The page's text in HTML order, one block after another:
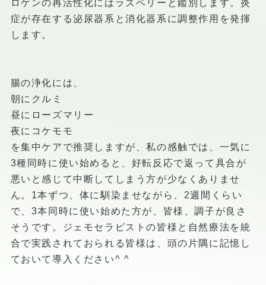
ロゲンの再活性化にはラズベリーと鑑別します。炎
症が存在する泌尿器系と消化器系に調整作用を発揮
します。
腸の浄化には、
朝にクルミ
昼にローズマリー
夜にコケモモ
を集中ケアで推奨しますが、私の感触では、一気に
3種同時に使い始めると、好転反応で返って具合が
悪いと感じて中断してしまう方が少なくありませ
ん。1本ずつ、体に馴染ませながら、2週間くらい
で、3本同時に使い始めた方が、皆様、調子が良さ
そうです。ジェモセラピストの皆様と自然療法を統
合で実践されておられる皆様は、頭の片隅に記憶し
ておいて導入ください^ ^